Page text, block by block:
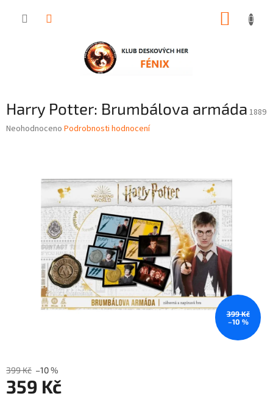
Harry Potter: Brumbálova armáda 1889
Průměrné
hvězdiček.
Neohodnoceno Podrobnosti hodnocení
399 Kč
–10 %
399 Kč –10 %
359 Kč